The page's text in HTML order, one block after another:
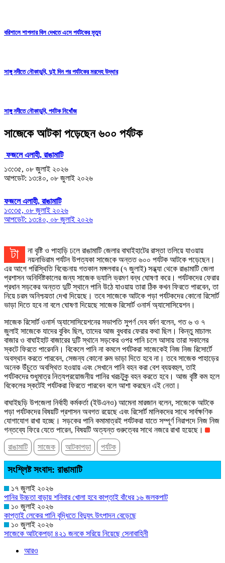
বরিশালে শাপলার বিল দেখতে এসে পর্যটকের মৃত্যু
সাঙ্গু নদীতে নৌকাডুবি, দুই দিন পর পর্যটকের মরদেহ উদ্ধার
সাঙ্গু নদীতে নৌকাডুবি, পর্যটক নিখোঁজ
সাজেকে আটকা পড়েছেন ৬০০ পর্যটক
ফজলে এলাহী, রাঙামাটি
১৩:৩৫, ০৮ জুলাই ২০২৬
আপডেট: ১৩:৪০, ০৮ জুলাই ২০২৬
ফজলে এলাহী, রাঙামাটি
১৩:৩৫, ০৮ জুলাই ২০২৬
আপডেট: ১৩:৪০, ০৮ জুলাই ২০২৬
টানা বৃষ্টি ও পাহাড়ি ঢলে রাঙামাটি জেলার বাঘাইহাটের রাস্তা তলিয়ে যাওয়ায়
নয়নাভিরাম পর্যটন উপত্যকা সাজেকে অন্তত ৬০০ পর্যটক আটকে পড়েছেন।
এর আগে পরিস্থিতি বিবেচনায় গতকাল মঙ্গলবার (৭ জুলাই) সন্ধ্যা থেকে রাঙামাটি জেলা
প্রশাসন অনির্দিষ্টকালের জন্য সাজেক ভ্যালি ভ্রমণ বন্ধ ঘোষণা করে। পর্যটকদের ফেরার
প্রধান সড়কের অন্তত দুটি স্থানে পানি উঠে যাওয়ায় তারা ঠিক কখন ফিরতে পারবেন, তা
নিয়ে চরম অনিশ্চয়তা দেখা দিয়েছে। তবে সাজেকে আটকে পড়া পর্যটকদের কোনো রিসোর্ট
ভাড়া দিতে হবে না বলে ঘোষণা দিয়েছে সাজেক রিসোর্ট ওনার্স অ্যাসোসিয়েশন।
সাজেক রিসোর্ট ওনার্স অ্যাসোসিয়েশনের সভাপতি সুপর্ণ দেব বর্মণ বলেন, গত ৬ ও ৭
জুলাই সাজেকে যাদের বুকিং ছিল, তাদের আজ বুধবার ফেরার কথা ছিল। কিন্তু মাচালং
বাজার ও বাঘাইহাট বাজারের দুটি স্থানে সড়কের ওপর পানি চলে আসায় তারা সকালের
স্কটে ফিরতে পারেননি। বিকেলে পানি না কমলে পর্যটকরা সাজেকেই নিজ নিজ রিসোর্টে
অবস্থান করতে পারবেন, সেজন্য কোনো রুম ভাড়া দিতে হবে না। তবে সাজেক পাহাড়ের
অনেক উঁচুতে অবস্থিত হওয়ায় এবং সেখানে পানি বহন করা বেশ ব্যয়বহুল, তাই
পর্যটকদের শুধুমাত্র নিত্যপ্রয়োজনীয় পানির খরচটুকু বহন করতে হবে। আজ বৃষ্টি কম হলে
বিকেলের স্কটেই পর্যটকরা ফিরতে পারবেন বলে আশা করছেন এই নেতা।
বাঘাইছড়ি উপজেলা নির্বাহী কর্মকর্তা (ইউএনও) আমেনা মারজান বলেন, সাজেকে আটকে
পড়া পর্যটকদের বিষয়টি প্রশাসন অবগত রয়েছে এবং রিসোর্ট মালিকদের সাথে সার্বক্ষণিক
যোগাযোগ রাখা হচ্ছে। সড়কের পানি কমামাত্রই পর্যটকরা যাতে সম্পূর্ণ নিরাপদে নিজ নিজ
গন্তব্যে ফিরে যেতে পারেন, বিষয়টি অত্যন্ত গুরুত্বের সাথে নজরে রাখা হয়েছে।
রাঙামাটি
সাজেক আটকাপড়া পর্যটক
সংশ্লিষ্ট সংবাদ: রাঙামাটি
১৭ জুলাই ২০২৬
পানির উচ্চতা বাড়ায় শনিবার খোলা হবে কাপ্তাই বাঁধের ১৬ জলকপাট
১০ জুলাই ২০২৬
কাপ্তাই লেকের পানি বৃদ্ধিতে বিদ্যুৎ উৎপাদন বেড়েছে
১০ জুলাই ২০২৬
সাজেকে আটকেপড়া ৪২১ জনকে সরিয়ে নিয়েছে সেনাবাহিনী
আরও